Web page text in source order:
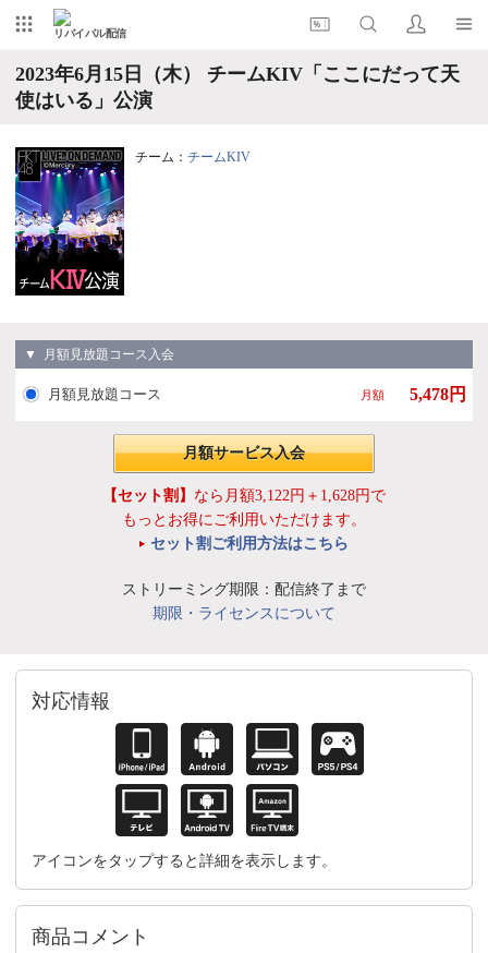
リバイバル配信
2023年6月15日（木） チームKIV「ここにだって天
使はいる」公演
チーム： チームKIV
▼ 月額見放題コース入会
月額見放題コース 月額 5,478円
月額サービス入会
【セット割】 なら月額3,122円＋1,628円で
もっとお得にご利用いただけます。
セット割ご利用方法はこちら
ストリーミング期限：配信終了まで
期限・ライセンスについて
対応情報
アイコンをタップすると詳細を表示します。
商品コメント